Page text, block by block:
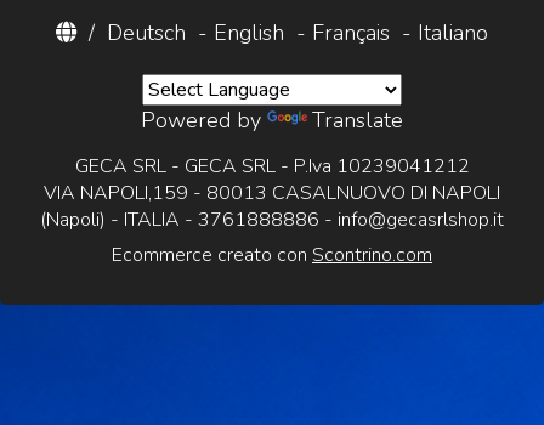
/ Deutsch - English - Français - Italiano
Powered by Translate
GECA SRL - GECA SRL - P.Iva 10239041212
VIA NAPOLI,159 - 80013 CASALNUOVO DI NAPOLI
(Napoli) - ITALIA - 3761888886 - info@gecasrlshop.it
Ecommerce creato con Scontrino.com